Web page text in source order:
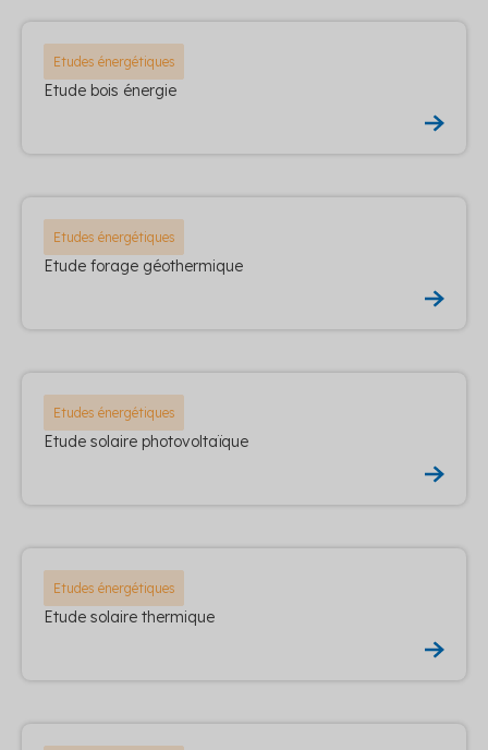
Etudes énergétiques
Etude bois énergie
Etudes énergétiques
Etude forage géothermique
Etudes énergétiques
Etude solaire photovoltaïque
Etudes énergétiques
Etude solaire thermique